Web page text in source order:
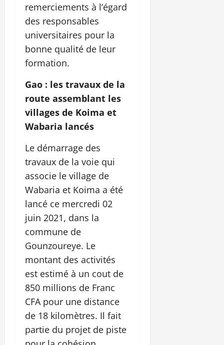
remerciements à l’égard
des responsables
universitaires pour la
bonne qualité de leur
formation.
Gao : les travaux de la
route assemblant les
villages de Koima et
Wabaria lancés
Le démarrage des
travaux de la voie qui
associe le village de
Wabaria et Koima a été
lancé ce mercredi 02
juin 2021, dans la
commune de
Gounzoureye. Le
montant des activités
est estimé à un cout de
850 millions de Franc
CFA pour une distance
de 18 kilomètres. Il fait
partie du projet de piste